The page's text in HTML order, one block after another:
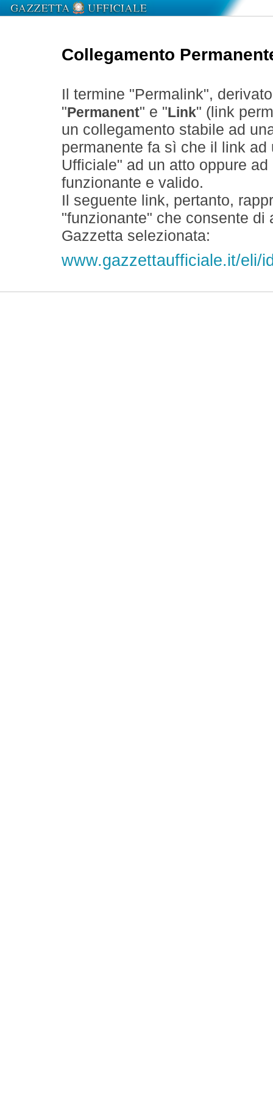
Collegamento
Il termine "Permalink",
" Permanent" e " Link" (link
un collegamento stabile ad
permanente fa sì che il link
Ufficiale" ad un atto oppure
funzionante e valido.
Il seguente link, pertanto,
"funzionante" che consente
Gazzetta selezionata:
www.gazzettaufficiale.it/eli/